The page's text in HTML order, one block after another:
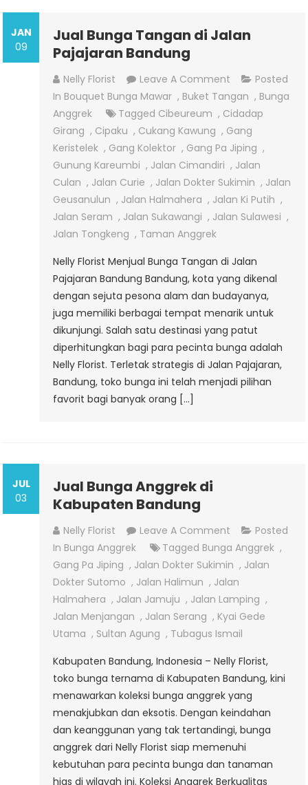
JAN
09
Jual Bunga Tangan di Jalan
Pajajaran Bandung
Nelly Florist Leave A Comment On
Jual
Bunga
Tangan
Di
Jalan
Pajajaran
Bandung
Posted
In Bouquet Bunga Mawar , Buket Tangan , Bunga
Anggrek
Tagged Cibeureum , Cidadap
Girang , Cipaku , Cukang Kawung , Gang
Keristelek , Gang Kolektor , Gang Pa Jiping ,
Gunung Kareumbi , Jalan Cimandiri , Jalan
Culan , Jalan Curie , Jalan Dokter Sukimin , Jalan
Geusanulun , Jalan Halmahera , Jalan Ki Putih ,
Jalan Seram , Jalan Sukawangi , Jalan Sulawesi ,
Jalan Tongkeng , Taman Anggrek
Nelly Florist Menjual Bunga Tangan di Jalan
Pajajaran Bandung Bandung, kota yang dikenal
dengan sejuta pesona alam dan budayanya,
juga memiliki berbagai tempat menarik untuk
dikunjungi. Salah satu destinasi yang patut
diperhitungkan bagi para pecinta bunga adalah
Nelly Florist. Terletak strategis di Jalan Pajajaran,
Bandung, toko bunga ini telah menjadi pilihan
favorit bagi banyak orang […]
JUL
03
Jual Bunga Anggrek di
Kabupaten Bandung
Nelly Florist Leave A Comment On
Jual
Bunga
Anggrek
Di
Kabupaten
Bandung
Posted
In Bunga Anggrek Tagged Bunga Anggrek ,
Gang Pa Jiping , Jalan Dokter Sukimin , Jalan
Dokter Sutomo , Jalan Halimun , Jalan
Halmahera , Jalan Jamuju , Jalan Lamping ,
Jalan Menjangan , Jalan Serang , Kyai Gede
Utama , Sultan Agung , Tubagus Ismail
Kabupaten Bandung, Indonesia – Nelly Florist,
toko bunga ternama di Kabupaten Bandung, kini
menawarkan koleksi bunga anggrek yang
menakjubkan dan eksotis. Dengan keindahan
dan keanggunan yang tak tertandingi, bunga
anggrek dari Nelly Florist siap memenuhi
kebutuhan para pecinta bunga dan tanaman
hias di wilayah ini. Koleksi Anggrek Berkualitas